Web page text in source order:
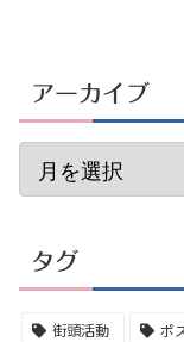
アーカイブ
タグ
街頭活動 ポ